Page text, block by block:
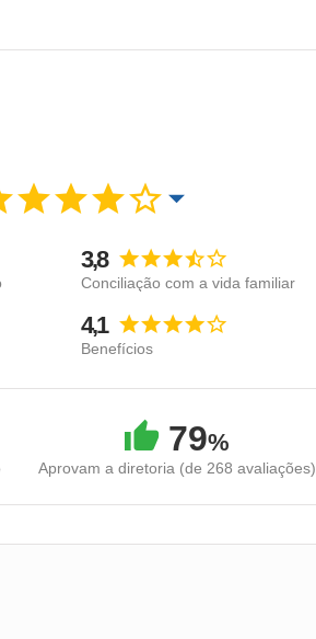
3,8
Conciliação com a vida familiar
4,1
Benefícios
79%
Aprovam a diretoria (de 268 avaliações)